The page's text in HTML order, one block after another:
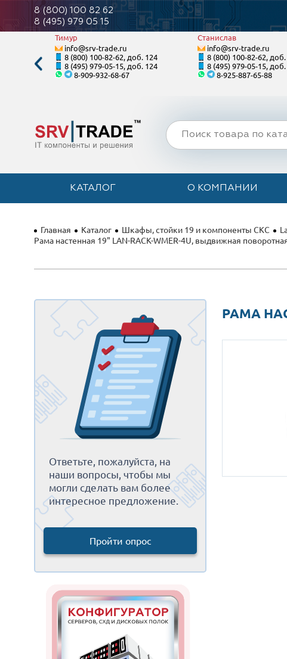
8 (800) 100 82 62
8 (495) 979 05 15
Тимур
info@srv-trade.ru
8 (800) 100-82-62, доб. 124
8 (495) 979-05-15, доб. 124
8-909-932-68-67
Станислав
info@srv-trade.ru
8 (800) 100-82-62,
8 (495) 979-05-15,
8-925-887-65-88
КАТАЛОГ О КОМПАНИИ
Главная Каталог Шкафы, стойки 19 и компоненты СКС
Рама настенная 19" LAN-RACK-WMER-4U, выдвижная
Ответьте, пожалуйста, на
наши вопросы, чтобы мы
могли сделать вам более
интересное предложение.
Пройти опрос
РАМА